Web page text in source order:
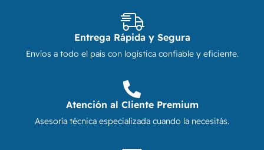
Entrega Rápida y Segura
Envíos a todo el país con logística confiable y eficiente.
Atención al Cliente Premium
Asesoría técnica especializada cuando la necesitás.